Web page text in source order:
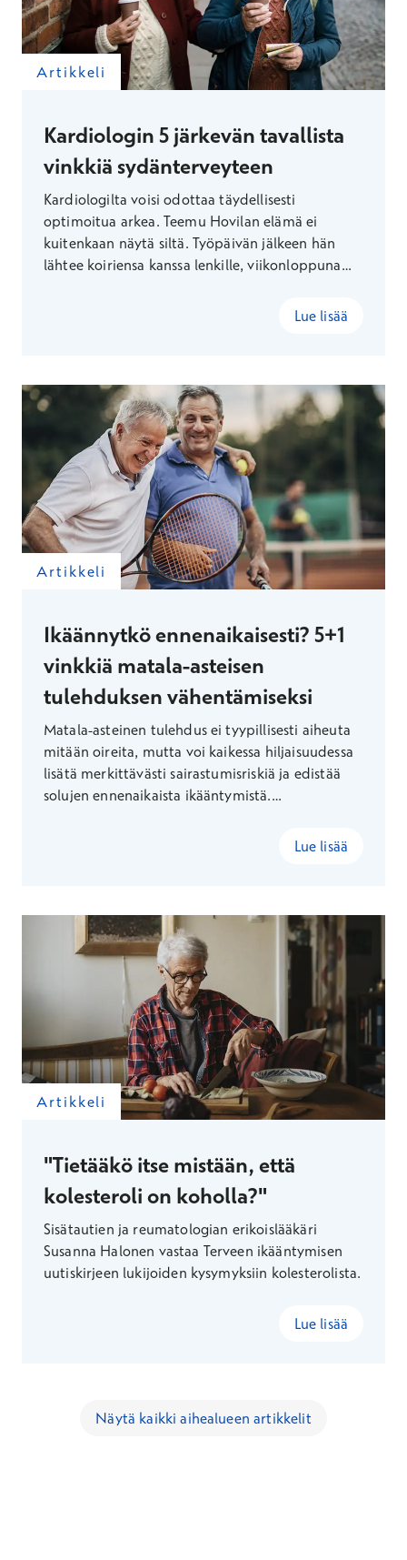
Artikkeli
Kardiologin 5 järkevän tavallista
vinkkiä sydänterveyteen
Kardiologilta voisi odottaa täydellisesti
optimoitua arkea. Teemu Hovilan elämä ei
kuitenkaan näytä siltä. Työpäivän jälkeen hän
lähtee koiriensa kanssa lenkille, viikonloppuna
tarttuu mukaan irtokarkkeja. Hovilan mukaan
Lue lisää
Artikkeli
Ikäännytkö ennenaikaisesti? 5+1
vinkkiä matala-asteisen
tulehduksen vähentämiseksi
Matala-asteinen tulehdus ei tyypillisesti aiheuta
mitään oireita, mutta voi kaikessa hiljaisuudessa
lisätä merkittävästi sairastumisriskiä ja edistää
solujen ennenaikaista ikääntymistä.
Lue lisää
Artikkeli
"Tietääkö itse mistään, että
kolesteroli on koholla?"
Sisätautien ja reumatologian erikoislääkäri
Susanna Halonen vastaa Terveen ikääntymisen
uutiskirjeen lukijoiden kysymyksiin kolesterolista.
Lue lisää
Näytä kaikki aihealueen artikkelit